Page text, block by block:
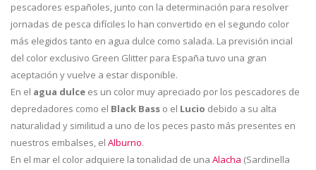
pescadores españoles, junto con la determinación para resolver
jornadas de pesca difíciles lo han convertido en el segundo color
más elegidos tanto en agua dulce como salada. La previsión incial
del color exclusivo Green Glitter para España tuvo una gran
aceptación y vuelve a estar disponible.
En el agua dulce es un color muy apreciado por los pescadores de
depredadores como el Black Bass o el Lucio debido a su alta
naturalidad y similitud a uno de los peces pasto más presentes en
nuestros embalses, el Alburno.
En el mar el color adquiere la tonalidad de una Alacha (Sardinella